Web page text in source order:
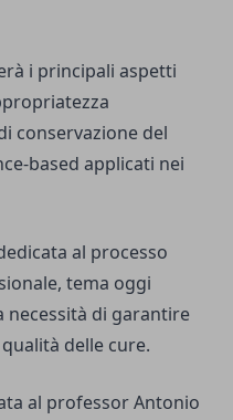
i principali aspetti
conservazione del
based applicati nei
al processo
tema oggi
necessità di garantire
delle cure.
al professor Antonio